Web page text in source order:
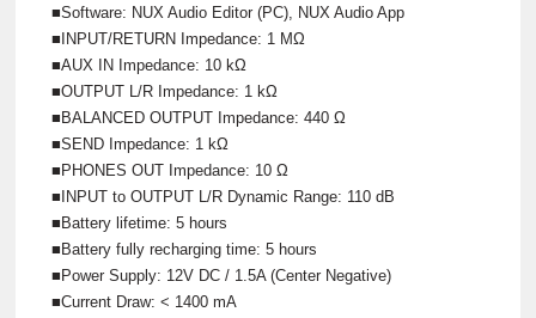
■Software: NUX Audio Editor (PC), NUX Audio App
■INPUT/RETURN Impedance: 1 MΩ
■AUX IN Impedance: 10 kΩ
■OUTPUT L/R Impedance: 1 kΩ
■BALANCED OUTPUT Impedance: 440 Ω
■SEND Impedance: 1 kΩ
■PHONES OUT Impedance: 10 Ω
■INPUT to OUTPUT L/R Dynamic Range: 110 dB
■Battery lifetime: 5 hours
■Battery fully recharging time: 5 hours
■Power Supply: 12V DC / 1.5A (Center Negative)
■Current Draw: < 1400 mA